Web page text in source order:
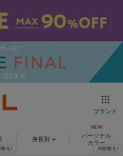
ブランド
身長別
パーソナル
カラー